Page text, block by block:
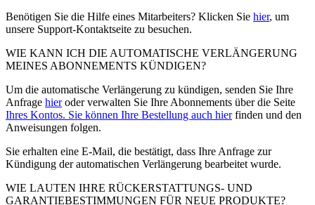
Benötigen Sie die Hilfe eines Mitarbeiters? Klicken Sie hier, um
unsere Support-Kontaktseite zu besuchen.
WIE KANN ICH DIE AUTOMATISCHE VERLÄNGERUNG
MEINES ABONNEMENTS KÜNDIGEN?
Um die automatische Verlängerung zu kündigen, senden Sie Ihre
Anfrage hieroder verwalten Sie Ihre Abonnements über die Seite
Ihres Kontos. Sie können Ihre Bestellung auch hierfinden und den
Anweisungen folgen.
Sie erhalten eine E-Mail, die bestätigt, dass Ihre Anfrage zur
Kündigung der automatischen Verlängerung bearbeitet wurde.
WIE LAUTEN IHRE RÜCKERSTATTUNGS- UND
GARANTIEBESTIMMUNGEN FÜR NEUE PRODUKTE?